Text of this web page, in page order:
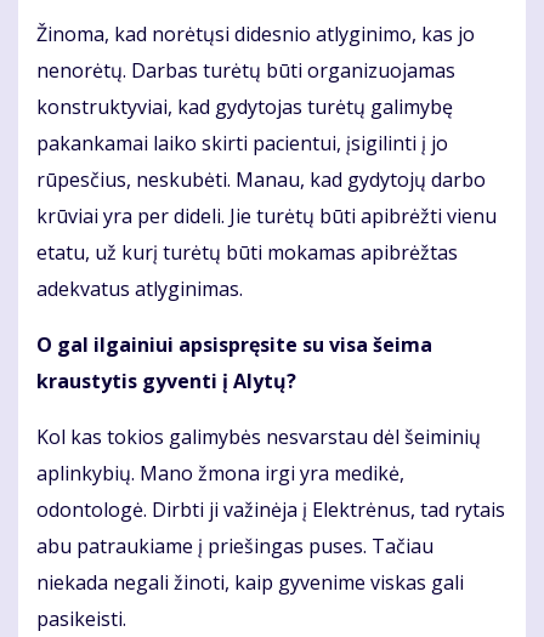
Žinoma, kad norėtųsi didesnio atlyginimo, kas jo
nenorėtų. Darbas turėtų būti organizuojamas
konstruktyviai, kad gydytojas turėtų galimybę
pakankamai laiko skirti pacientui, įsigilinti į jo
rūpesčius, neskubėti. Manau, kad gydytojų darbo
krūviai yra per dideli. Jie turėtų būti apibrėžti vienu
etatu, už kurį turėtų būti mokamas apibrėžtas
adekvatus atlyginimas.
O gal ilgainiui apsispręsite su visa šeima
kraustytis gyventi į Alytų?
Kol kas tokios galimybės nesvarstau dėl šeiminių
aplinkybių. Mano žmona irgi yra medikė,
odontologė. Dirbti ji važinėja į Elektrėnus, tad rytais
abu patraukiame į priešingas puses. Tačiau
niekada negali žinoti, kaip gyvenime viskas gali
pasikeisti.